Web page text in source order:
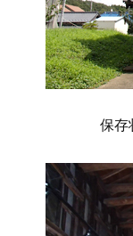
保存